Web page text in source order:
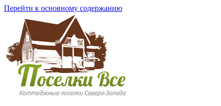
Перейти к основному содержанию